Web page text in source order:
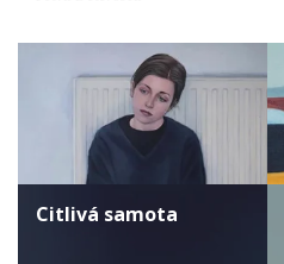
Citlivá samota